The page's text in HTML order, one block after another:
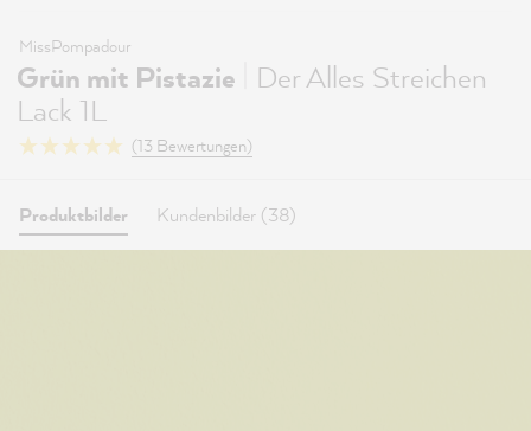
MissPompadour
Grün mit Pistazie
Der Alles Streichen
Lack 1L
(13 Bewertungen)
Produktbilder Kundenbilder (38)